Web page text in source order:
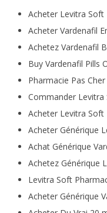
Acheter Levitra Soft
Acheter Vardenafil
Achetez Vardenafil
Buy Vardenafil Pills
Pharmacie Pas
Commander Levitra
Acheter Levitra Soft
Acheter Générique
Achat Générique
Achetez Générique
Levitra Soft
Acheter Générique